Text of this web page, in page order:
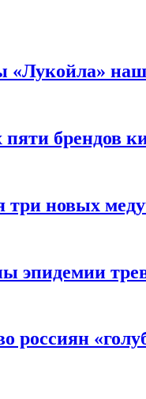
пяти брендов
новых
эпидемии
россиян